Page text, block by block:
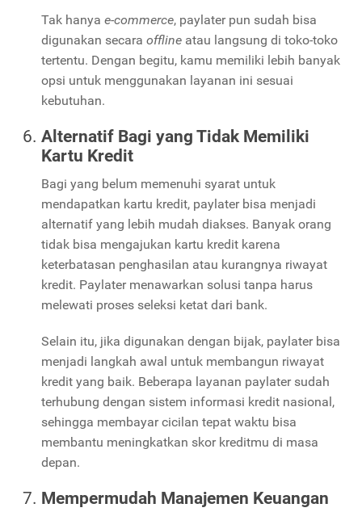
Tak hanya e-commerce, paylater pun sudah bisa
digunakan secara offline atau langsung di toko-toko
tertentu. Dengan begitu, kamu memiliki lebih banyak
opsi untuk menggunakan layanan ini sesuai
kebutuhan.
Alternatif Bagi yang Tidak Memiliki
Kartu Kredit
Bagi yang belum memenuhi syarat untuk
mendapatkan kartu kredit, paylater bisa menjadi
alternatif yang lebih mudah diakses. Banyak orang
tidak bisa mengajukan kartu kredit karena
keterbatasan penghasilan atau kurangnya riwayat
kredit. Paylater menawarkan solusi tanpa harus
melewati proses seleksi ketat dari bank.
Selain itu, jika digunakan dengan bijak, paylater bisa
menjadi langkah awal untuk membangun riwayat
kredit yang baik. Beberapa layanan paylater sudah
terhubung dengan sistem informasi kredit nasional,
sehingga membayar cicilan tepat waktu bisa
membantu meningkatkan skor kreditmu di masa
depan.
Mempermudah Manajemen Keuangan